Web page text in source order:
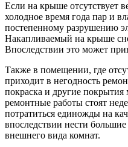
Если на крыше отсутствует
холодное время года пар и
постепенному разрушению
Накапливаемый на крыше
Впоследствии это может
Также в помещении, где
приходит в негодность
покраска и другие покрытия
ремонтные работы стоят
потратиться единожды на
впоследствии нести
внешнего вида комнат.